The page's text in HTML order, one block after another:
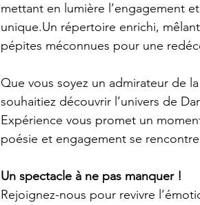
mettant en lumière l’engagement
unique.Un répertoire enrichi,
pépites méconnues pour une
Que vous soyez un admirateur de
souhaitiez découvrir l’univers de
Expérience vous promet un
poésie et engagement se
Un spectacle à ne pas manquer !
Rejoignez-nous pour revivre